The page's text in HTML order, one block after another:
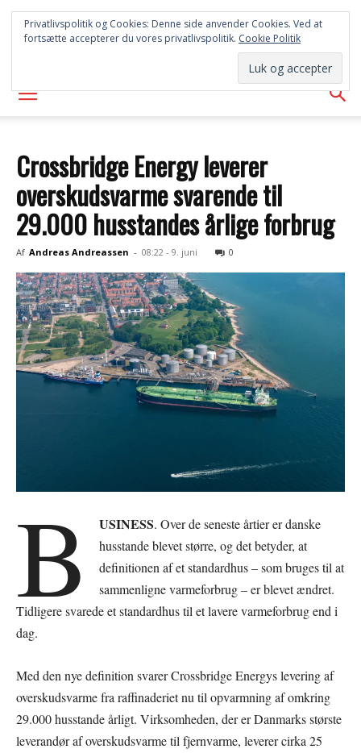
SYD
AVISEN
Crossbridge Energy leverer
overskudsvarme svarende til
29.000 husstandes årlige forbrug
Af Andreas Andreassen - 08:22 - 9. juni 0
B USINESS. Over de seneste årtier er danske
husstande blevet større, og det betyder, at
definitionen af et standardhus – som bruges til at
sammenligne varmeforbrug – er blevet ændret.
Tidligere svarede et standardhus til et lavere varmeforbrug end i
dag.
Med den nye definition svarer Crossbridge Energys levering af
overskudsvarme fra raffinaderiet nu til opvarmning af omkring
29.000 husstande årligt. Virksomheden, der er Danmarks største
leverandør af overskudsvarme til fjernvarme, leverer cirka 25
Privatlivspolitik og Cookies: Denne side anvender Cookies. Ved at
fortsætte accepterer du vores privatlivspolitik. Cookie Politik